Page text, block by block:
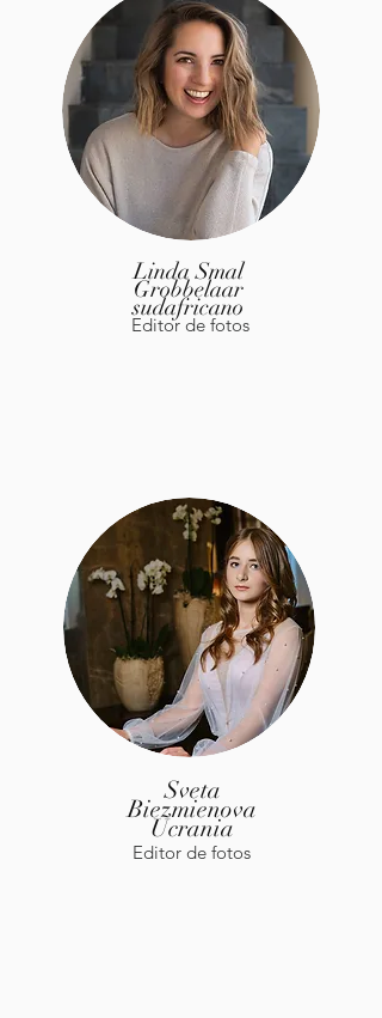
Wendy
Herrera
México
Organizador de eventos y bodas
Linda Smal
Grobbelaar
sudafricano
Editor de fotos
Sveta
Biezmienova
Ucrania
Editor de fotos